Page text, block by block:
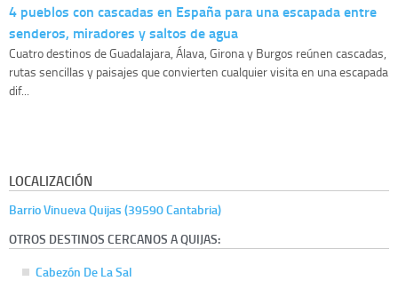
4 pueblos con cascadas en España para una escapada entre
senderos, miradores y saltos de agua
Cuatro destinos de Guadalajara, Álava, Girona y Burgos reúnen cascadas,
rutas sencillas y paisajes que convierten cualquier visita en una escapada
dif...
LOCALIZACIÓN
Barrio Vinueva Quijas (39590 Cantabria)
OTROS DESTINOS CERCANOS A QUIJAS:
Cabezón De La Sal